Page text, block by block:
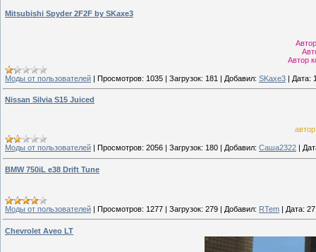
Mitsubishi Spyder 2F2F by SKaxe3
Автор
Моды от пользователей | Просмотров: 1035 | Загрузок: 181 | Добавил: SKaxe3 | Дата:
Nissan Silvia S15 Juiced
Моды от пользователей Просмотров: 2056 Загрузок: 180 Добавил: Саша2322
BMW 750iL e38 Drift Tune
Моды от пользователей | Просмотров: 1277 | Загрузок: 279 | Добавил: RTem | Дата:
Chevrolet Aveo LT